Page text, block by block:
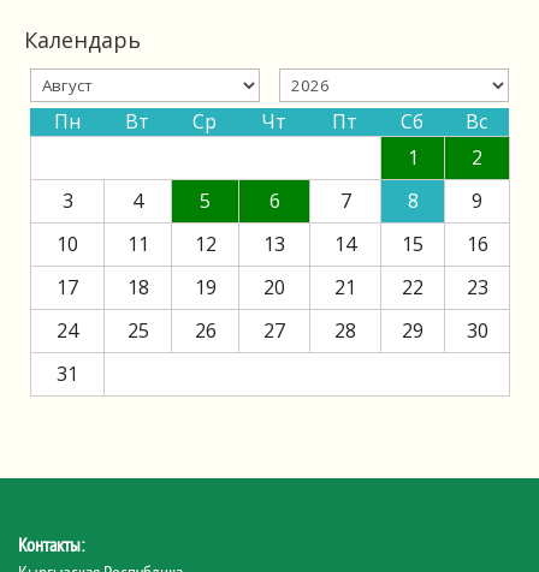
Календарь
Пн Вт Ср Чт Пт Сб
Вс
1
2
3
4 5 6 7 8
9
10
11 12 13 14 15
16
17
18 19 20 21 22
23
24
25 26 27 28 29
30
31
Контакты: